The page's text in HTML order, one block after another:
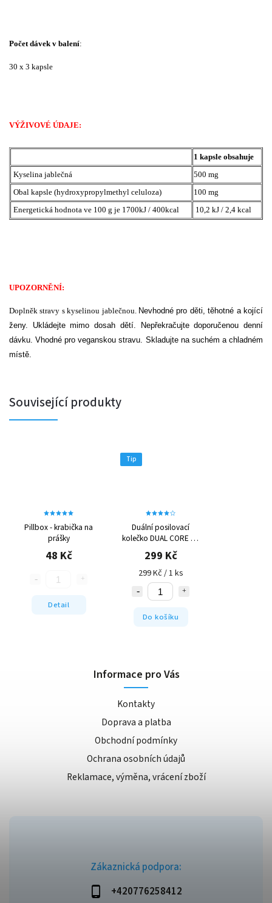
Počet dávek v balení:
30 x 3 kapsle
VÝŽIVOVÉ ÚDAJE:
1 kapsle obsahuje
Kyselina jablečná
500 mg
Obal kapsle (hydroxypropylmethyl celuloza)
100 mg
Energetická hodnota ve 100 g je 1700kJ / 400kcal
10,2 kJ / 2,4 kcal
UPOZORNĚNÍ:
Doplněk stravy s kyselinou jablečnou. Nevhodné pro děti, těhotné a kojící
ženy. Ukládejte mimo dosah dětí. Nepřekračujte doporučenou denní
dávku. Vhodné pro veganskou stravu. Skladujte na suchém a chladném
místě.
Související produkty
Pillbox - krabička na
prášky
48 Kč
Detail
Tip
Duální posilovací
kolečko DUAL CORE PS
4042
299 Kč
299 Kč / 1 ks
Do košíku
Zákaznická podpora:
+420776258412
Informace pro Vás
Kontakty
Doprava a platba
Obchodní podmínky
Ochrana osobních údajů
Reklamace, výměna, vrácení zboží